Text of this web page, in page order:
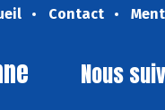
Contact
Nous